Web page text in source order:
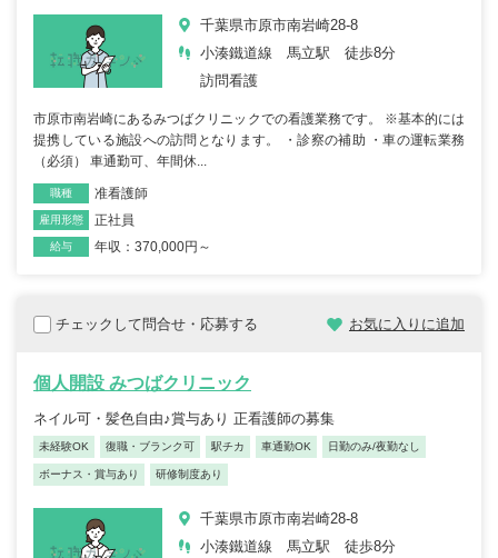
千葉県市原市南岩崎28-8
小湊鐵道線 馬立駅 徒歩8分
訪問看護
市原市南岩崎にあるみつばクリニックでの看護業務です。 ※基本的には
提携している施設への訪問となります。 ・診察の補助 ・車の運転業務
（必須） 車通勤可、年間休...
職種 准看護師
雇用形態 正社員
給与 年収：370,000円～
チェックして問合せ・応募する お気に入りに追加
個人開設 みつばクリニック
ネイル可・髪色自由♪賞与あり 正看護師の募集
未経験OK 復職・ブランク可 駅チカ 車通勤OK 日勤のみ/夜勤なし
ボーナス・賞与あり 研修制度あり
千葉県市原市南岩崎28-8
小湊鐵道線 馬立駅 徒歩8分